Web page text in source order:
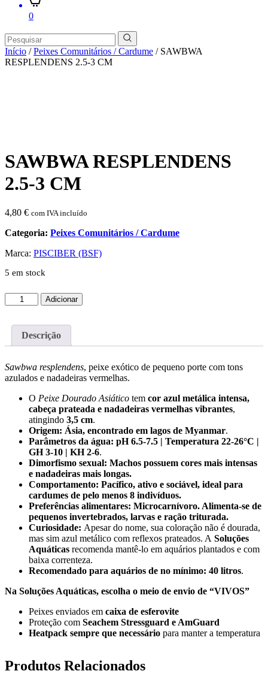
0
Início /Peixes Comunitários / Cardume / SAWBWA
RESPLENDENS 2.5-3 CM
SAWBWA RESPLENDENS
2.5-3 CM
4,80 € com IVA incluído
Categoria: Peixes Comunitários / Cardume
Marca: PISCIBER (BSF)
5 em stock
Quantidade
de
RESPLENDENS
CM
Adicionar
Descrição
Sawbwa resplendens, peixe exótico de pequeno porte com tons
azulados e nadadeiras vermelhas.
O Peixe Dourado Asiático tem cor azul metálica intensa,
cabeça prateada e nadadeiras vermelhas vibrantes,
atingindo 3,5 cm.
Origem: Ásia, encontrado em lagos de Myanmar.
Parâmetros da água: pH 6.5-7.5 | Temperatura 22-26°C |
GH 3-10 | KH 2-6.
Dimorfismo sexual: Machos possuem cores mais intensas
e nadadeiras mais longas.
Comportamento: Pacífico, ativo e sociável, ideal para
cardumes de pelo menos 8 indivíduos.
Preferências alimentares: Microcarnívoro. Alimenta-se de
pequenos invertebrados, larvas e ração triturada.
Curiosidade: Apesar do nome, sua coloração não é dourada,
mas sim azul metálico com reflexos prateados. A Soluções
Aquáticas recomenda mantê-lo em aquários plantados e com
baixa correnteza.
Recomendado para aquários de no mínimo: 40 litros.
Na Soluções Aquáticas, escolha o meio de envio de “VIVOS”
Peixes enviados em caixa de esferovite
Proteção com Seachem Stressguard e AmGuard
Heatpack sempre que necessário para manter a temperatura
Produtos Relacionados